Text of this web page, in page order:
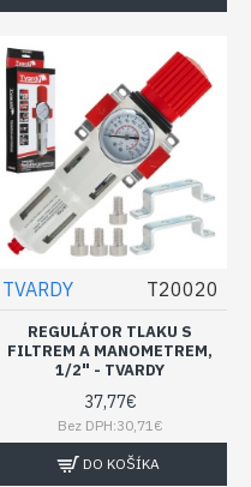
TVARDY T20020
REGULÁTOR TLAKU S
FILTREM A MANOMETREM,
1/2" - TVARDY
37,77€
Bez DPH:30,71€
DO KOŠÍKA